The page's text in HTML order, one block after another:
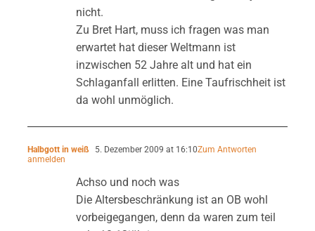
nicht.
Zu Bret Hart, muss ich fragen was man
erwartet hat dieser Weltmann ist
inzwischen 52 Jahre alt und hat ein
Schlaganfall erlitten. Eine Taufrischheit ist
da wohl unmöglich.
Halbgott in weiß 5. Dezember 2009 at 16:10Zum Antworten
anmelden
Achso und noch was
Die Altersbeschränkung ist an OB wohl
vorbeigegangen, denn da waren zum teil